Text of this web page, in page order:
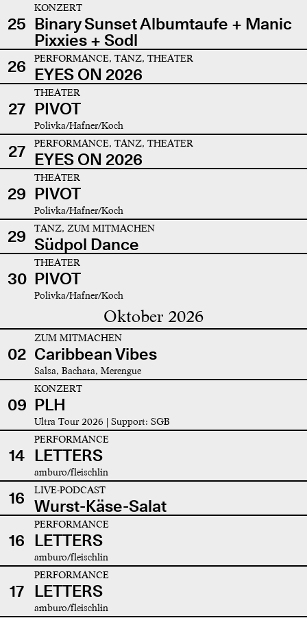
25
KONZERT
Binary Sunset Albumtaufe + Manic
Pixxies + Sodl
26
PERFORMANCE, TANZ, THEATER
EYES ON 2026
27
THEATER
PIVOT
Polivka/Hafner/Koch
27 PERFORMANCE, TANZ, THEATER
EYES ON 2026
29
THEATER
PIVOT
Polivka/Hafner/Koch
29 TANZ, ZUM MITMACHEN
Südpol Dance
30
THEATER
PIVOT
Polivka/Hafner/Koch
Oktober 2026
02
ZUM MITMACHEN
Caribbean Vibes
Salsa, Bachata, Merengue
09
KONZERT
PLH
Ultra Tour 2026 | Support: SGB
14
PERFORMANCE
LETTERS
amburo/fleischlin
16 LIVE-PODCAST
Wurst-Käse-Salat
16
PERFORMANCE
LETTERS
amburo/fleischlin
17
PERFORMANCE
LETTERS
amburo/fleischlin